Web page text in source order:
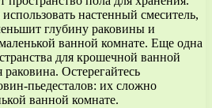
настенный смеситель,
глубину раковины и
ванной комнате. Еще одна
для крошечной ванной
Остерегайтесь
пьедесталов: их сложно
ванной комнате.